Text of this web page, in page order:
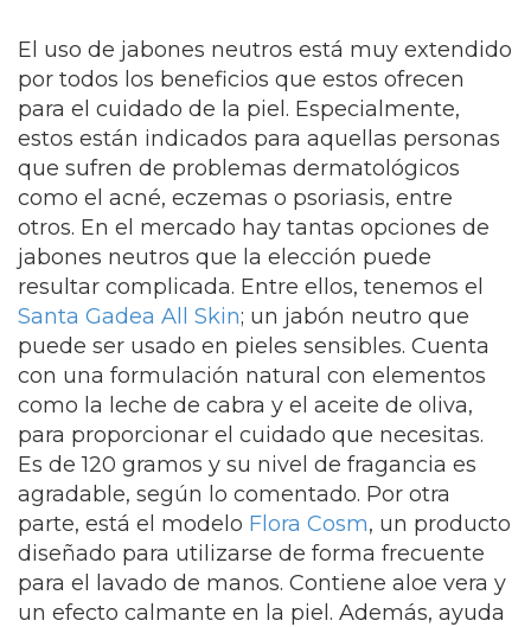
El uso de jabones neutros está muy extendido
por todos los beneficios que estos ofrecen
para el cuidado de la piel. Especialmente,
estos están indicados para aquellas personas
que sufren de problemas dermatológicos
como el acné, eczemas o psoriasis, entre
otros. En el mercado hay tantas opciones de
jabones neutros que la elección puede
resultar complicada. Entre ellos, tenemos el
Santa Gadea All Skin; un jabón neutro que
puede ser usado en pieles sensibles. Cuenta
con una formulación natural con elementos
como la leche de cabra y el aceite de oliva,
para proporcionar el cuidado que necesitas.
Es de 120 gramos y su nivel de fragancia es
agradable, según lo comentado. Por otra
parte, está el modelo Flora Cosm, un producto
diseñado para utilizarse de forma frecuente
para el lavado de manos. Contiene aloe vera y
un efecto calmante en la piel. Además, ayuda